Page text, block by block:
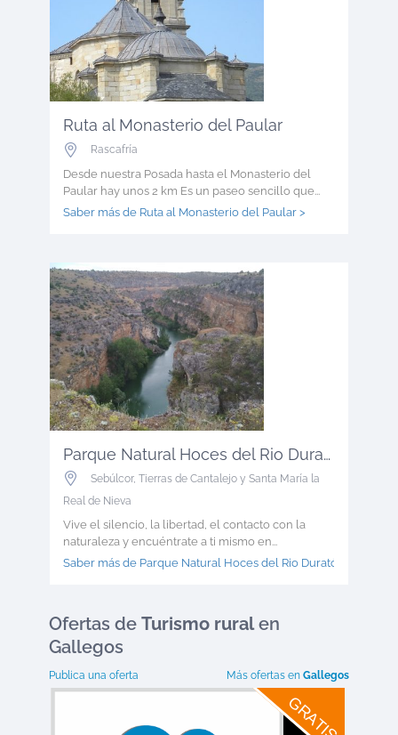
Ruta al Monasterio del Paular
Rascafría
Desde nuestra Posada hasta el Monasterio del
Paular hay unos 2 km Es un paseo sencillo que...
Saber más de Ruta al Monasterio del Paular >
Parque Natural Hoces del Rio Duratón...
Sebúlcor, Tierras de Cantalejo y Santa María la
Real de Nieva
Vive el silencio, la libertad, el contacto con la
naturaleza y encuéntrate a ti mismo en...
Saber más de Parque Natural Hoces del Rio Duratón >
Ofertas de Turismo ruralen
Gallegos
Publica una oferta Más ofertas en Gallegos
GRATIS